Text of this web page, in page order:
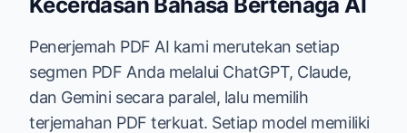
Penerjemah PDF AI kami merutekan setiap
segmen PDF Anda melalui ChatGPT, Claude,
dan Gemini secara paralel, lalu memilih
terjemahan PDF terkuat. Setiap model memiliki